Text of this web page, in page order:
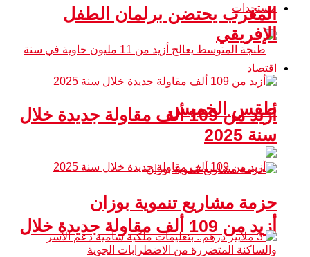
مستجدات
طقس الخميس
أزيد من 109 ألف مقاولة جديدة خلال
المغرب يحتضن برلمان الطفل
الإفريقي
اقتصاد
أزيد من 109 ألف مقاولة جديدة خلال
سنة 2025
حزمة مشاريع تنموية بوزان